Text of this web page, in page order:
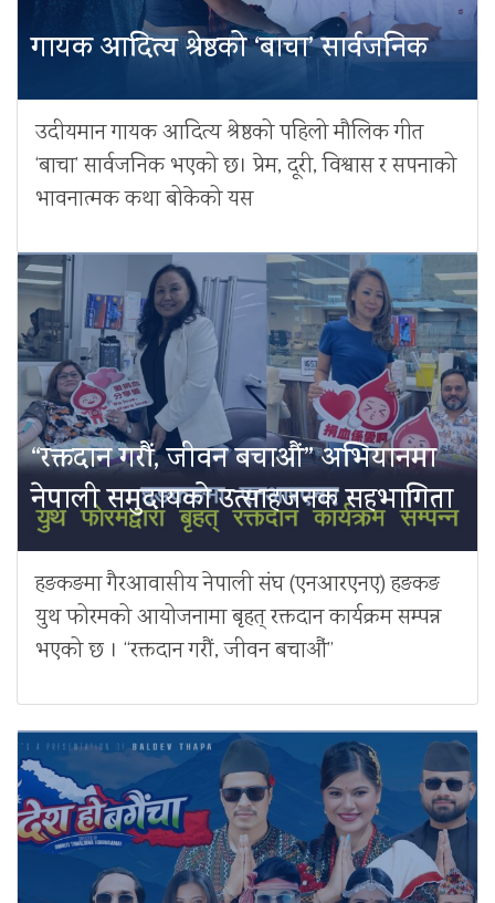
गायक आदित्य श्रेष्ठको ‘बाचा’ सार्वजनिक
उदीयमान गायक आदित्य श्रेष्ठको पहिलो मौलिक गीत
‘बाचा’ सार्वजनिक भएको छ। प्रेम, दूरी, विश्वास र सपनाको
भावनात्मक कथा बोकेको यस
“रक्तदान गरौं, जीवन बचाऔं” अभियानमा
नेपाली समुदायको उत्साहजनक सहभागिता
हङकङमा गैरआवासीय नेपाली संघ (एनआरएनए) हङकङ
युथ फोरमको आयोजनामा बृहत् रक्तदान कार्यक्रम सम्पन्न
भएको छ । “रक्तदान गरौं, जीवन बचाऔं”